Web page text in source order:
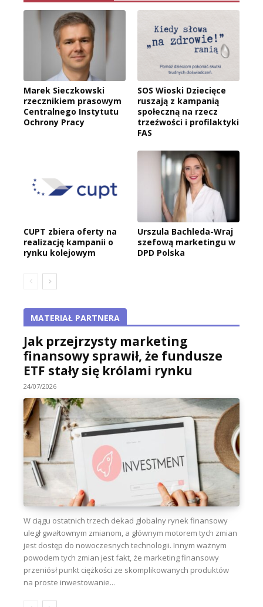
Marek Sieczkowski
rzecznikiem prasowym
Centralnego Instytutu
Ochrony Pracy
SOS Wioski Dziecięce
ruszają z kampanią
społeczną na rzecz
trzeźwości i profilaktyki
FAS
CUPT zbiera oferty na
realizację kampanii o
rynku kolejowym
Urszula Bachleda-Wraj
szefową marketingu w
DPD Polska
MATERIAŁ PARTNERA
Jak przejrzysty marketing
finansowy sprawił, że fundusze
ETF stały się królami rynku
24/07/2026
W ciągu ostatnich trzech dekad globalny rynek finansowy
uległ gwałtownym zmianom, a głównym motorem tych zmian
jest dostęp do nowoczesnych technologii. Innym ważnym
powodem tych zmian jest fakt, że marketing finansowy
przeniósł punkt ciężkości ze skomplikowanych produktów
na proste inwestowanie...